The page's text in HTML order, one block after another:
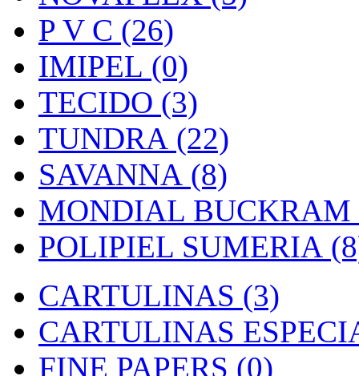
P V C (26)
IMIPEL (0)
TECIDO (3)
TUNDRA (22)
SAVANNA (8)
MONDIAL BUCKRAM
POLIPIEL SUMERIA
CARTULINAS (3)
CARTULINAS
FINE PAPERS (0)